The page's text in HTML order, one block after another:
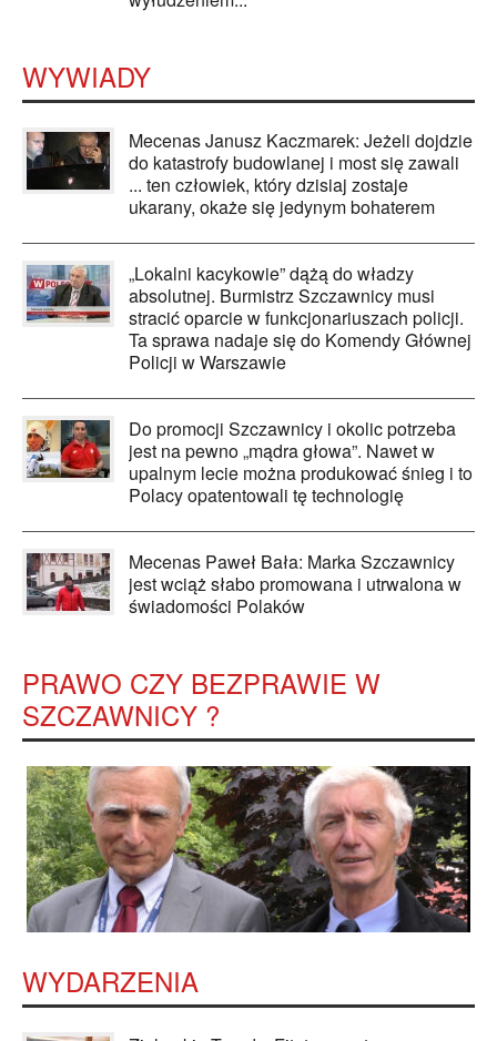
WYWIADY
Mecenas Janusz Kaczmarek: Jeżeli dojdzie
do katastrofy budowlanej i most się zawali
... ten człowiek, który dzisiaj zostaje
ukarany, okaże się jedynym bohaterem
„Lokalni kacykowie” dążą do władzy
absolutnej. Burmistrz Szczawnicy musi
stracić oparcie w funkcjonariuszach policji.
Ta sprawa nadaje się do Komendy Głównej
Policji w Warszawie
Do promocji Szczawnicy i okolic potrzeba
jest na pewno „mądra głowa”. Nawet w
upalnym lecie można produkować śnieg i to
Polacy opatentowali tę technologię
Mecenas Paweł Bała: Marka Szczawnicy
jest wciąż słabo promowana i utrwalona w
świadomości Polaków
PRAWO CZY BEZPRAWIE W
SZCZAWNICY ?
WYDARZENIA